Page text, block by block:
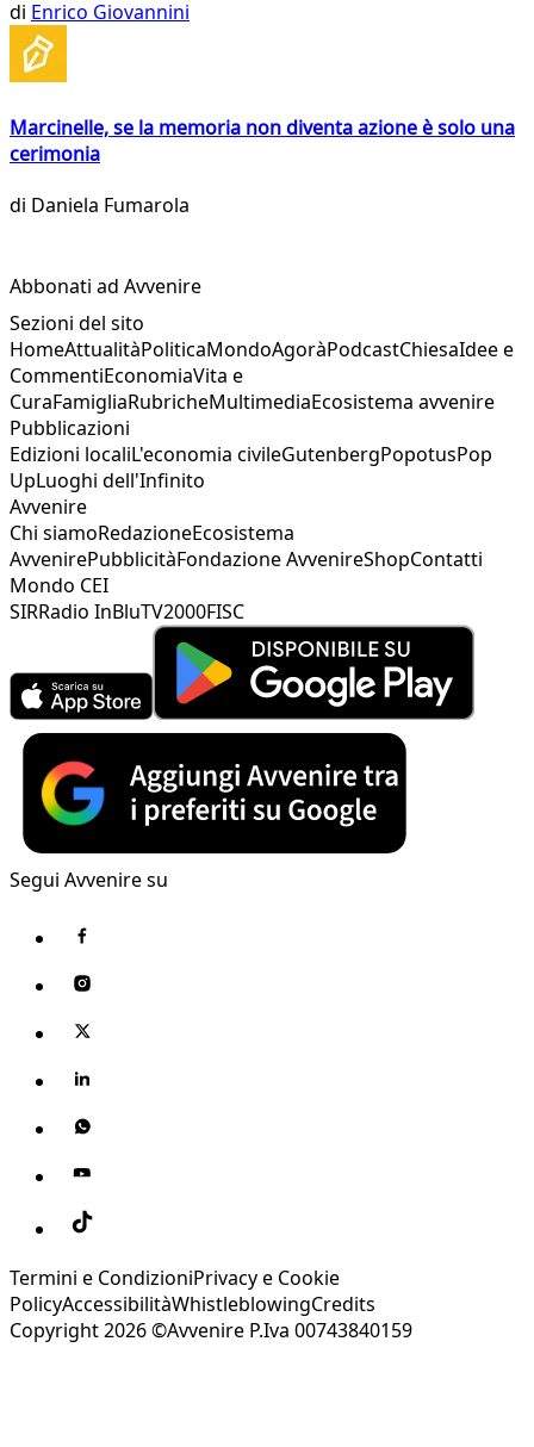
di Enrico Giovannini
Marcinelle, se la memoria non diventa azione è solo una
cerimonia
di Daniela Fumarola
Abbonati ad Avvenire
Sezioni del sito
HomeAttualitàPoliticaMondoAgoràPodcastChiesaIdee e
CommentiEconomiaVita e
CuraFamigliaRubricheMultimediaEcosistema avvenire
Pubblicazioni
Edizioni localiL'economia civileGutenbergPopotusPop
UpLuoghi dell'Infinito
Avvenire
Chi siamoRedazioneEcosistema
AvvenirePubblicitàFondazione AvvenireShopContatti
Mondo CEI
SIRRadio InBluTV2000FISC
Segui Avvenire su
Termini e CondizioniPrivacy e Cookie
PolicyAccessibilitàWhistleblowingCredits
Copyright 2026 ©Avvenire P.Iva 00743840159